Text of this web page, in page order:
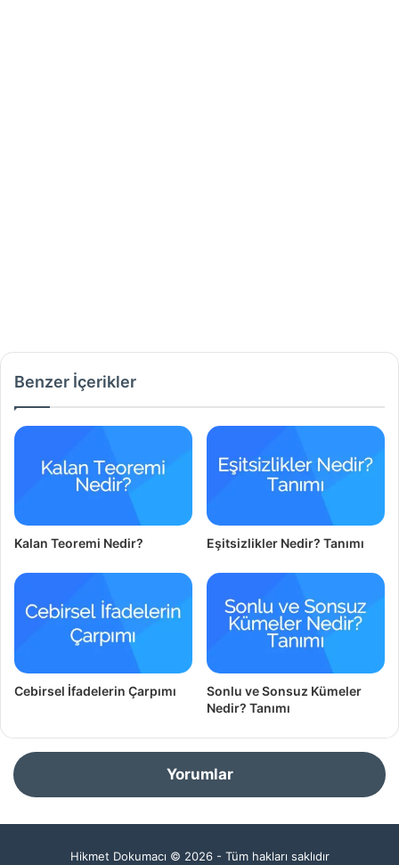
Benzer İçerikler
Kalan Teoremi Nedir? Eşitsizlikler Nedir? Tanımı
Cebirsel İfadelerin Çarpımı
Sonlu ve Sonsuz Kümeler
Nedir? Tanımı
Yorumlar
Hikmet Dokumacı © 2026 - Tüm hakları saklıdır